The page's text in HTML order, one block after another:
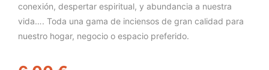
conexión, despertar espiritual, y abundancia a nuestra
vida…. Toda una gama de inciensos de gran calidad para
nuestro hogar, negocio o espacio preferido.